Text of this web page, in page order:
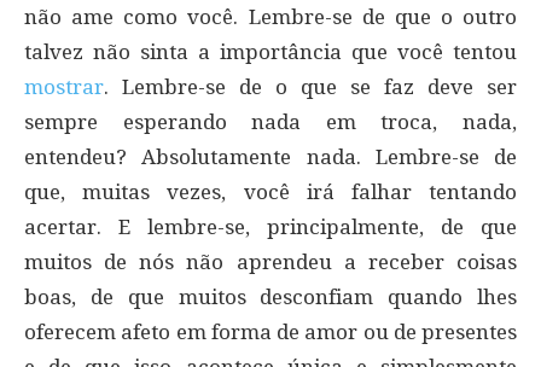
não ame como você. Lembre-se de que o outro
talvez não sinta a importância que você tentou
mostrar. Lembre-se de o que se faz deve ser
sempre esperando nada em troca, nada,
entendeu? Absolutamente nada. Lembre-se de
que, muitas vezes, você irá falhar tentando
acertar. E lembre-se, principalmente, de que
muitos de nós não aprendeu a receber coisas
boas, de que muitos desconfiam quando lhes
oferecem afeto em forma de amor ou de presentes